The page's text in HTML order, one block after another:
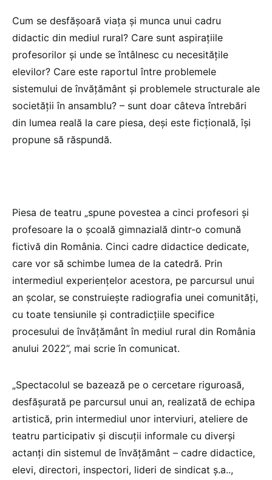
Cum se desfăşoară viaţa şi munca unui cadru
didactic din mediul rural? Care sunt aspiraţiile
profesorilor şi unde se întâlnesc cu necesităţile
elevilor? Care este raportul între problemele
sistemului de învăţământ şi problemele structurale ale
societăţii în ansamblu? – sunt doar câteva întrebări
din lumea reală la care piesa, deși este ficțională, își
propune să răspundă.
Piesa de teatru „spune povestea a cinci profesori şi
profesoare la o şcoală gimnazială dintr-o comună
fictivă din România. Cinci cadre didactice dedicate,
care vor să schimbe lumea de la catedră. Prin
intermediul experienţelor acestora, pe parcursul unui
an şcolar, se construieşte radiografia unei comunităţi,
cu toate tensiunile şi contradicţiile specifice
procesului de învăţământ în mediul rural din România
anului 2022”, mai scrie în comunicat.
„Spectacolul se bazează pe o cercetare riguroasă,
desfăşurată pe parcursul unui an, realizată de echipa
artistică, prin intermediul unor interviuri, ateliere de
teatru participativ şi discuţii informale cu diverşi
actanţi din sistemul de învăţământ – cadre didactice,
elevi, directori, inspectori, lideri de sindicat ş.a..,